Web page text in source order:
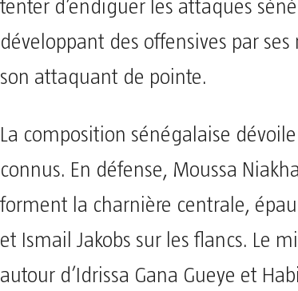
tenter d’endiguer les attaques
développant des offensives par
son attaquant de pointe.
La composition sénégalaise
connus. En défense, Moussa
forment la charnière centrale,
et Ismail Jakobs sur les flancs. Le
autour d’Idrissa Gana Gueye et